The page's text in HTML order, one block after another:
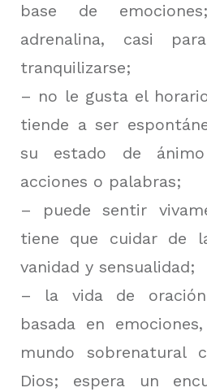
base de
adrenalina, casi
tranquilizarse;
– no le gusta el
tiende a ser
su estado de
acciones o palabras;
– puede sentir
tiene que cuidar de
vanidad y sensualidad;
– la vida de
basada en
mundo sobrenatural
Dios; espera un